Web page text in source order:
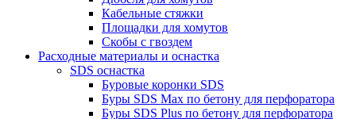
Кабельные стяжки
Площадки для хомутов
Скобы с гвоздем
Расходные материалы и оснастка
SDS оснастка
Буровые коронки SDS
Буры SDS Max по бетону для перфоратора
Буры SDS Plus по бетону для перфоратора